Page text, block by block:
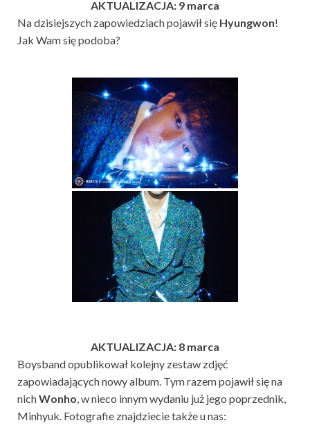
AKTUALIZACJA: 9 marca
Na dzisiejszych zapowiedziach pojawił się Hyungwon!
Jak Wam się podoba?
AKTUALIZACJA: 8 marca
Boysband opublikował kolejny zestaw zdjęć
zapowiadających nowy album. Tym razem pojawił się na
nichWonho , w nieco innym wydaniu już jego poprzednik,
Minhyuk. Fotografie znajdziecie także u nas: